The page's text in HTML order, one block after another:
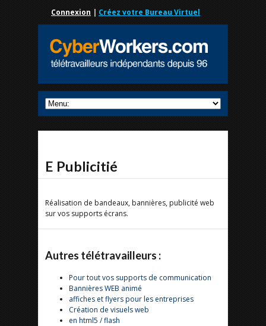
Connexion | Créez votre Bureau Virtuel
E Publicitié
Réalisation de bandeaux, bannières, publicité web
sur vos supports écrans.
Autres télétravailleurs :
Pour tout vos supports de communication
Bannières WEB animé
affiches et flyers pour les entreprises
Création de visuels web
en html5 / flash